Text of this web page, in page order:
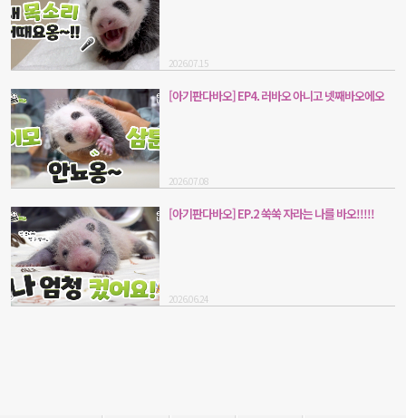
2026.07.15
[아기판다바오] EP4. 러바오 아니고 넷째바오에오
2026.07.08
[아기판다바오] EP.2 쑥쑥 자라는 나를 바오!!!!!
2026.06.24